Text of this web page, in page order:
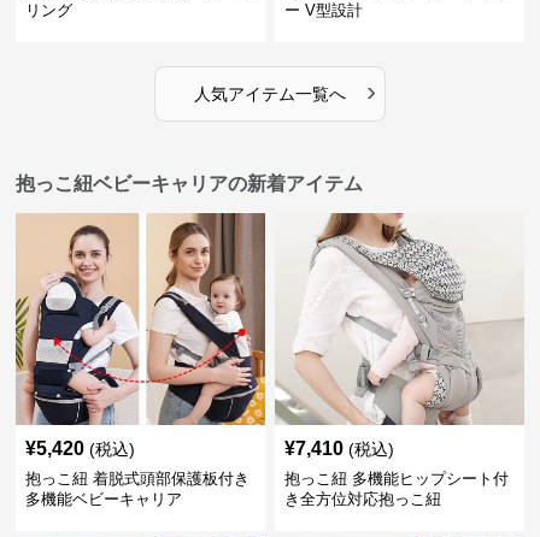
リング
ー V型設計
人気アイテム一覧へ ›
抱っこ紐ベビーキャリアの新着アイテム
¥5,420 (税込)
抱っこ紐 着脱式頭部保護板付き
多機能ベビーキャリア
¥7,410 (税込)
抱っこ紐 多機能ヒップシート付
き全方位対応抱っこ紐